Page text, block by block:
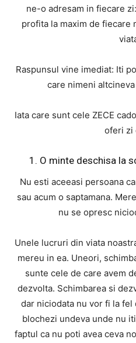
ne-o adresam in fiecare
profita la maxim de fiecare
Raspunsul vine imediat: Iti
care nimeni
Iata care sunt cele ZECE
oferi zi
1. O minte deschisa la
Nu esti aceeasi persoana
sau acum o saptamana.
nu se opresc
Unele lucruri din viata
mereu in ea. Uneori,
sunte cele de care avem
dezvolta. Schimbarea si
dar niciodata nu vor fi la
blochezi undeva unde nu
faptul ca nu poti avea ceva